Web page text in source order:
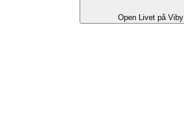
Open Livet på Viby